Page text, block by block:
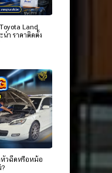
Land
นำ ราคาติดตั้ง
หัวฉีดหรือหม้อ